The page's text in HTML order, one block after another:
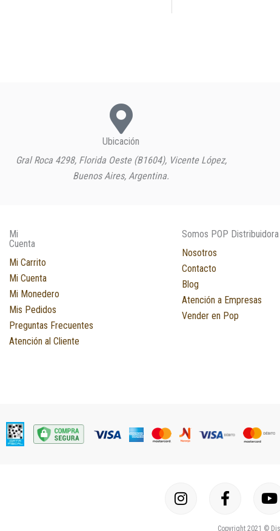
Ubicación
Gral Roca 4298, Florida Oeste (B1604), Vicente López,
Buenos Aires, Argentina.
Mi
Cuenta
Mi Carrito
Mi Cuenta
Mi Monedero
Mis Pedidos
Preguntas Frecuentes
Atención al Cliente
Somos POP Distribuidora
Nosotros
Contacto
Blog
Atención a Empresas
Vender en Pop
I
n
F
a
Y
o
Copyright 2021 ©